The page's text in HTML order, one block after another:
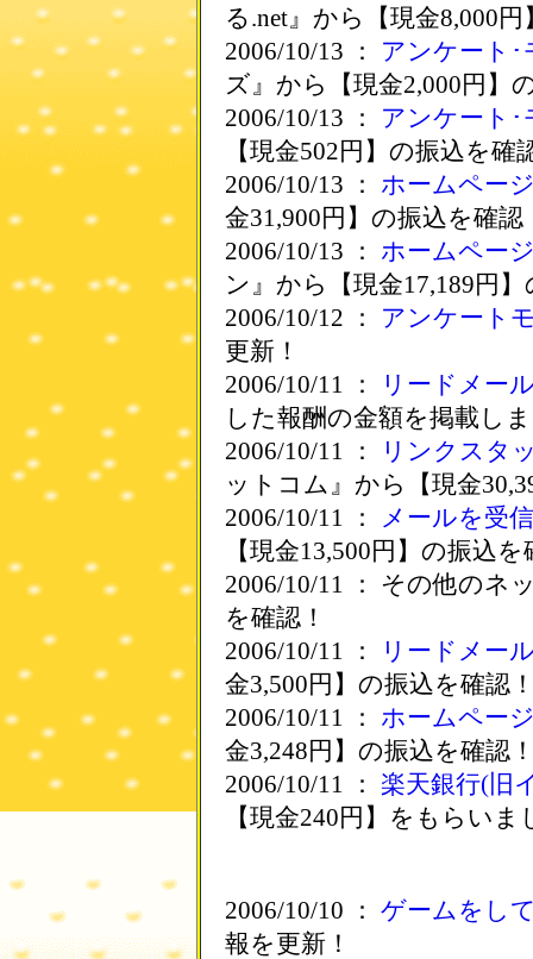
る.net』から【現金8,000
2006/10/13 ： アンケート
ズ』から【現金2,000円】
2006/10/13 ： アンケート
【現金502円】の振込を確
2006/10/13 ： ホームペー
金31,900円】の振込を確認
2006/10/13 ： ホームペー
ン』から【現金17,189円
2006/10/12 ： アンケート
更新！
2006/10/11 ：
リードメー
した報酬の金額を掲載し
2006/10/11 ：
リンクスタ
ットコム』から【現金
2006/10/11 ：
メールを受
【現金13,500円】の振込
2006/10/11 ： その他のネ
を確認！
2006/10/11 ：
リードメー
金3,500円】の振込を確認
2006/10/11 ： ホームペー
金3,248円】の振込を確認
2006/10/11 ： 楽天銀行(旧
【現金240円】をもらいま
2006/10/10 ： ゲームをし
報を更新！